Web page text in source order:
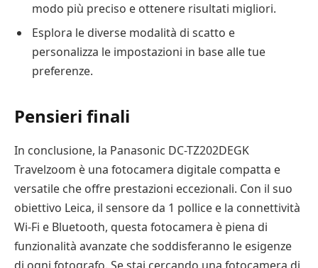
modo più preciso e ottenere risultati migliori.
Esplora le diverse modalità di scatto e
personalizza le impostazioni in base alle tue
preferenze.
Pensieri finali
In conclusione, la Panasonic DC-TZ202DEGK
Travelzoom è una fotocamera digitale compatta e
versatile che offre prestazioni eccezionali. Con il suo
obiettivo Leica, il sensore da 1 pollice e la connettività
Wi-Fi e Bluetooth, questa fotocamera è piena di
funzionalità avanzate che soddisferanno le esigenze